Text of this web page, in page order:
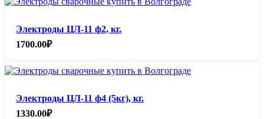
Электроды ЦЛ-11 ф2, кг.
1700.00₽
Электроды ЦЛ-11 ф4 (5кг), кг.
1330.00₽